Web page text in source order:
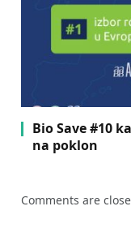
Bio Save #10
na poklon
Comments are